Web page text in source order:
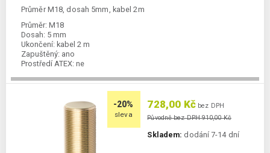
Průměr M18, dosah 5mm, kabel 2m
Průměr: M18
Dosah: 5 mm
Ukončení: kabel 2 m
Zapuštěný: ano
Prostředí ATEX: ne
-20%
sleva
728,00 Kč bez DPH
Původně bez DPH 910,00 Kč
Skladem: dodání 7-14 dní